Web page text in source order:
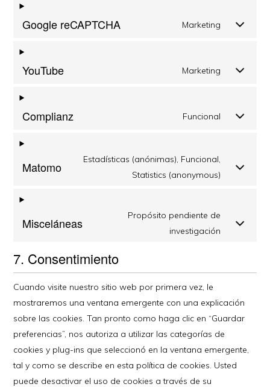
Google reCAPTCHA Marketing
YouTube Marketing
Complianz Funcional
Matomo
Estadísticas (anónimas), Funcional,
Statistics (anonymous)
Misceláneas
Propósito pendiente de
investigación
7. Consentimiento
Cuando visite nuestro sitio web por primera vez, le
mostraremos una ventana emergente con una explicación
sobre las cookies. Tan pronto como haga clic en “Guardar
preferencias”, nos autoriza a utilizar las categorías de
cookies y plug-ins que seleccionó en la ventana emergente,
tal y como se describe en esta política de cookies. Usted
puede desactivar el uso de cookies a través de su